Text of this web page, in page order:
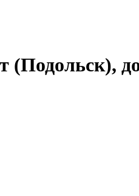
(Подольск),